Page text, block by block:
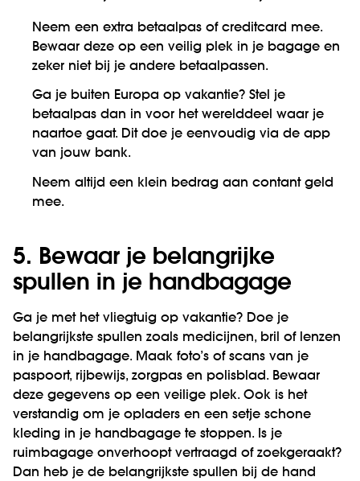
Neem een extra betaalpas of creditcard mee.
Bewaar deze op een veilig plek in je bagage en
zeker niet bij je andere betaalpassen.
Ga je buiten Europa op vakantie? Stel je
betaalpas dan in voor het werelddeel waar je
naartoe gaat. Dit doe je eenvoudig via de app
van jouw bank.
Neem altijd een klein bedrag aan contant geld
mee.
5. Bewaar je belangrijke
spullen in je handbagage
Ga je met het vliegtuig op vakantie? Doe je
belangrijkste spullen zoals medicijnen, bril of lenzen
in je handbagage. Maak foto’s of scans van je
paspoort, rijbewijs, zorgpas en polisblad. Bewaar
deze gegevens op een veilige plek. Ook is het
verstandig om je opladers en een setje schone
kleding in je handbagage te stoppen. Is je
ruimbagage onverhoopt vertraagd of zoekgeraakt?
Dan heb je de belangrijkste spullen bij de hand